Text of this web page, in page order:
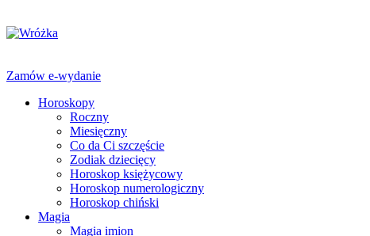
Zamów e-wydanie
Horoskopy
Roczny
Miesięczny
Co da Ci szczęście
Zodiak dziecięcy
Horoskop księżycowy
Horoskop numerologiczny
Horoskop chiński
Magia
Magia imion